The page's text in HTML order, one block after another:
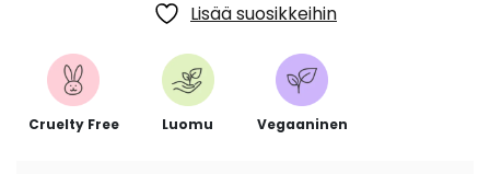
Lisää suosikkeihin
Cruelty Free Luomu Vegaaninen